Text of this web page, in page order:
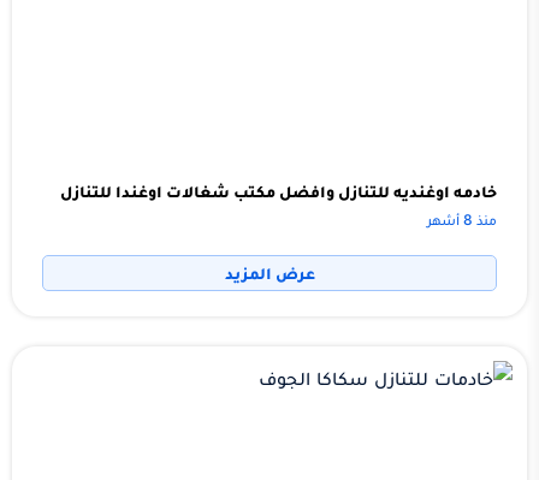
خادمه اوغنديه للتنازل وافضل مكتب شغالات اوغندا للتنازل
منذ 8 أشهر
عرض المزيد